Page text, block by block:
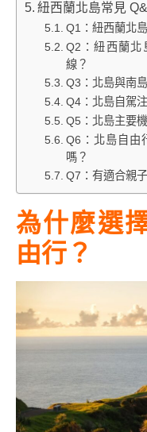
紐西蘭北島常見
Q1：紐西蘭北
Q2：紐西蘭北
線？
Q3：北島與南
Q4：北島自駕
Q5：北島主要
Q6：北島自由
嗎？
Q7：有適合親
為什麼選
由行？